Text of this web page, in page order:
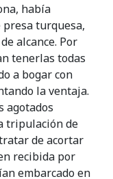
había
turquesa,
alcance. Por
tenerlas todas
a bogar con
la ventaja.
agotados
tripulación de
de acortar
recibida por
embarcado en